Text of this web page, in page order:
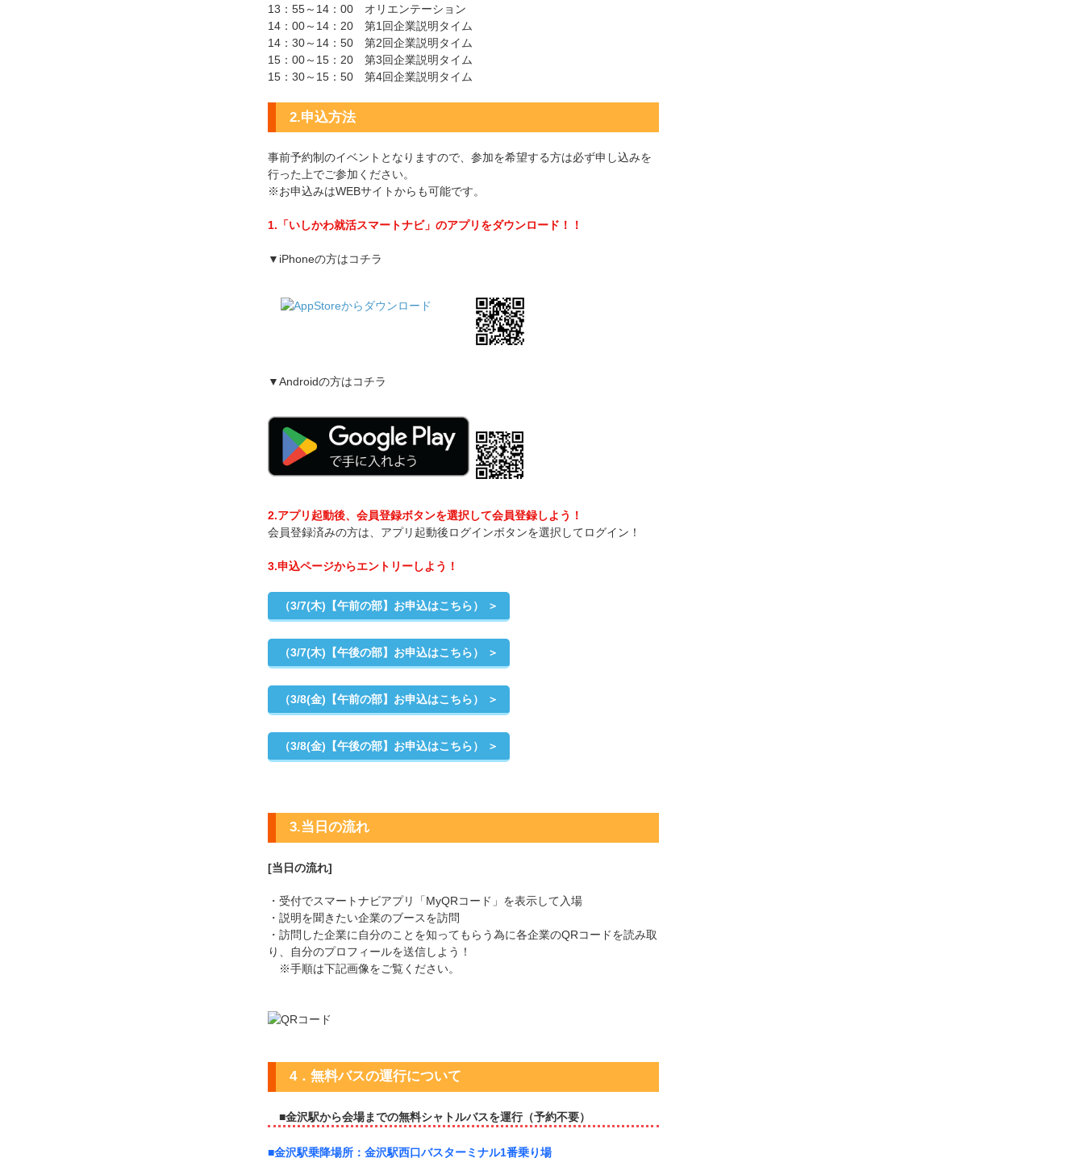
13：55～14：00 オリエンテーション
14：00～14：20 第1回企業説明タイム
14：30～14：50 第2回企業説明タイム
15：00～15：20 第3回企業説明タイム
15：30～15：50 第4回企業説明タイム
2.申込方法
事前予約制のイベントとなりますので、参加を希望する方は必ず申し込みを
行った上でご参加ください。
※お申込みはWEBサイトからも可能です。
1.「いしかわ就活スマートナビ」のアプリをダウンロード！！
▼iPhoneの方はコチラ
▼Androidの方はコチラ
2.アプリ起動後、会員登録ボタンを選択して会員登録しよう！
会員登録済みの方は、アプリ起動後ログインボタンを選択してログイン！
3.申込ページからエントリーしよう！
（3/7(木)【午前の部】お申込はこちら） ＞
（3/7(木)【午後の部】お申込はこちら） ＞
（3/8(金)【午前の部】お申込はこちら） ＞
（3/8(金)【午後の部】お申込はこちら） ＞
3.当日の流れ
[当日の流れ]
・受付でスマートナビアプリ「MyQRコード」を表示して入場
・説明を聞きたい企業のブースを訪問
・訪問した企業に自分のことを知ってもらう為に各企業のQRコードを読み取
り、自分のプロフィールを送信しよう！
※手順は下記画像をご覧ください。
4．無料バスの運行について
■金沢駅から会場までの無料シャトルバスを運行（予約不要）
■金沢駅乗降場所：金沢駅西口バスターミナル1番乗り場